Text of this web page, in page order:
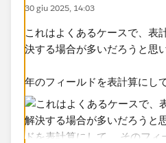
30 giu 2025, 14:03
これはよくあるケースで、表
決する場合が多いだろうと思
年のフィールドを表計算にして